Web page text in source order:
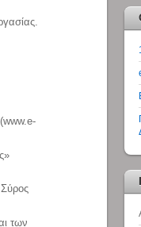
των